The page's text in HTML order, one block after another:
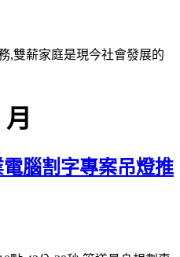
,雙薪家庭是現今社會發展的
腦割字專案吊燈推